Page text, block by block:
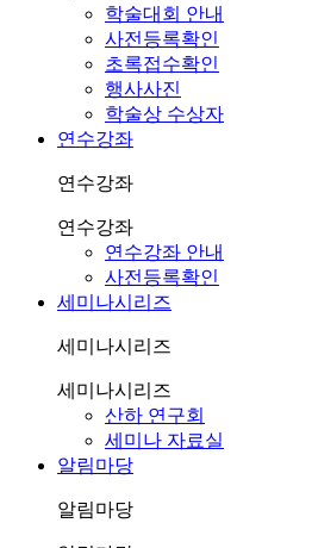
학술대회 안내
사전등록확인
초록접수확인
행사사진
학술상 수상자
연수강좌
연수강좌
연수강좌
연수강좌 안내
사전등록확인
세미나시리즈
세미나시리즈
세미나시리즈
산하 연구회
세미나 자료실
알림마당
알림마당